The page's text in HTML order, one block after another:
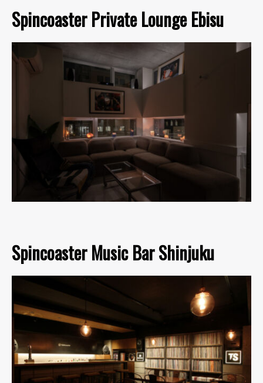
Spincoaster Private Lounge Ebisu
Spincoaster Music Bar Shinjuku